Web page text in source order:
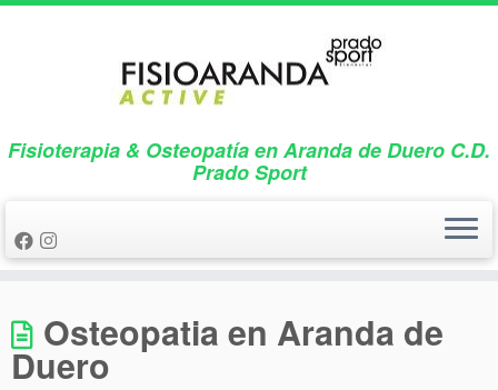
Saltar
Fisioterapia & Osteopatía en Aranda de Duero C.D.
Prado Sport
Osteopatia en Aranda de
Duero